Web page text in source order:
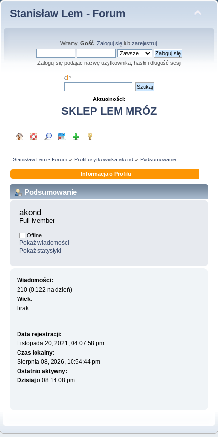
Stanisław Lem - Forum
Witamy, Gość. Zaloguj sięlub zarejestruj.
Zaloguj się podając nazwę użytkownika, hasło i długość sesji
Aktualności:
SKLEP LEM MRÓZ
Stanisław Lem - Forum » Profil użytkownika akond» Podsumowanie
Informacja o Profilu
Podsumowanie
akond
Full Member
Offline
Pokaż wiadomości
Pokaż statystyki
Wiadomości:
210 (0.122 na dzień)
Wiek:
brak
Data rejestracji:
Listopada 20, 2021, 04:07:58 pm
Czas lokalny:
Sierpnia 08, 2026, 10:54:44 pm
Ostatnio aktywny:
Dzisiajo 08:14:08 pm